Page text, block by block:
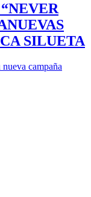
SILUETA
campaña